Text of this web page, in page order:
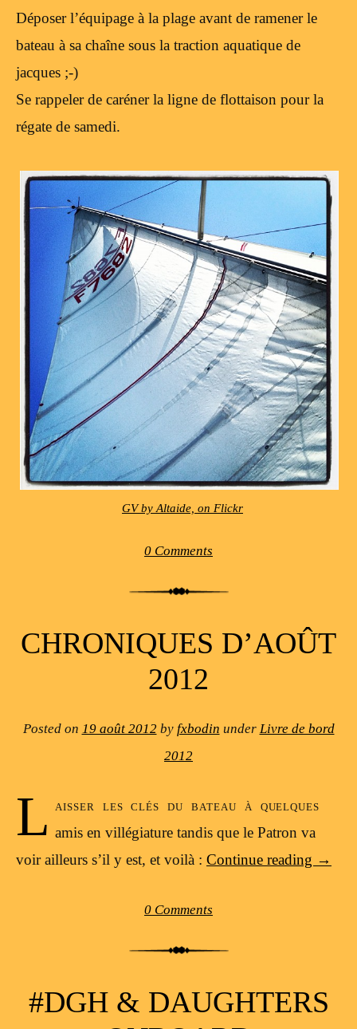
Déposer l’équipage à la plage avant de ramener le
bateau à sa chaîne sous la traction aquatique de
jacques ;-)
Se rappeler de caréner la ligne de flottaison pour la
régate de samedi.
GV by Altaide, on Flickr
0 Comments
CHRONIQUES D’AOÛT
2012
Posted on 19 août 2012 by fxbodin under Livre de bord
2012
L aisser les clés du bateau à quelques
amis en villégiature tandis que le Patron va
voir ailleurs s’il y est, et voilà : Continue reading →
0 Comments
#DGH & DAUGHTERS